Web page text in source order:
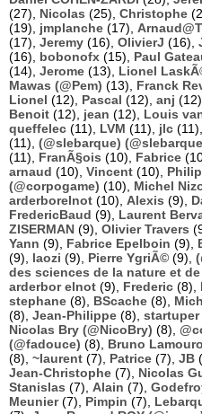
(27), Nicolas (25), Christophe
(19), jmplanche (17),
(17), Jeremy (16), OlivierJ (16),
(16), bobonofx (15), Paul
(14), Jerome (13), Lionel
Mawas (@Pem) (13), Franck
Lionel (12), Pascal (12), anj (12),
Benoit (12), jean (12), Louis
queffelec (11), LVM (11), jlc (11),
(11), (@slebarque)
(11), FranÃ§ois (10), Fabrice
arnaud (10), Vincent (10),
(@corpogame) (10), Michel
arderborelnot (10), Alexis (9),
FredericBaud (9), Laurent
ZISERMAN (9), Olivier Travers
Yann (9), Fabrice Epelboin (9),
(9), laozi (9), Pierre YgriÃ© (9),
des sciences de la nature et
arderbor elnot (9), Frederic (8),
stephane (8), BScache (8),
(8), Jean-Philippe (8), startuper
Nicolas Bry (@NicoBry) (8),
(@fadouce) (8), Bruno
(8), ~laurent (7), Patrice (7), JB
Jean-Christophe (7), Nicolas
Stanislas (7), Alain (7),
Meunier(7), Pimpin (7),